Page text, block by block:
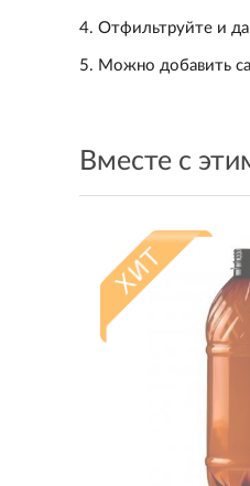
4. Отфильтруйте и
5. Можно добавить
Вместе с